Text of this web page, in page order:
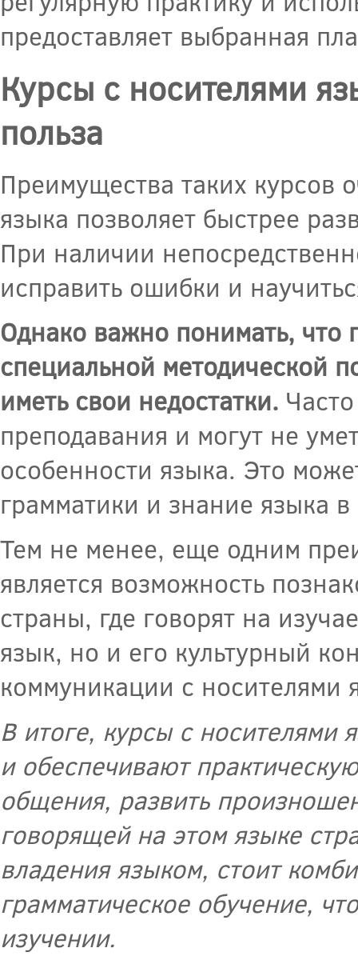
предоставляет выбранная
Курсы с носителями
польза
Преимущества таких
языка позволяет быстрее
При наличии
исправить ошибки и
Однако важно понимать, что
специальной методической
иметь свои недостатки.
преподавания и могут не
особенности языка. Это
грамматики и знание языка
Тем не менее, еще одним
является возможность
страны, где говорят на
язык, но и его культурный
коммуникации с носителями
В итоге, курсы с носителями
и обеспечивают
общения, развить
говорящей на этом языке
владения языком, стоит
грамматическое обучение,
изучении.